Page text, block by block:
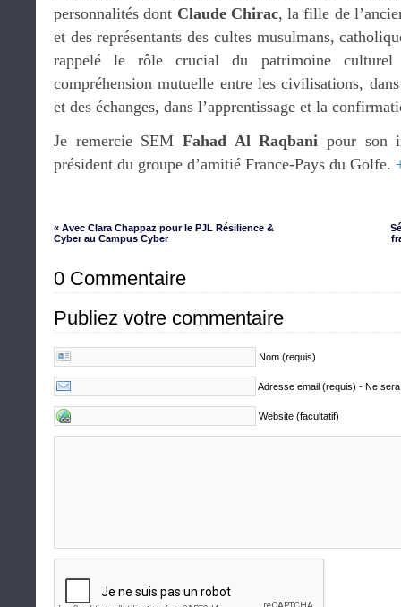
personnalités dont Claude Chirac, la fille de
et des représentants des cultes musulmans,
rappelé le rôle crucial du patrimoine culturel
compréhension mutuelle entre les civilisations,
et des échanges, dans l’apprentissage et la
Je remercie SEM Fahad Al Raqbani pour son
président du groupe d’amitié France-Pays du Golfe.
« Avec Clara Chappaz pour le PJL Résilience &
Cyber au Campus Cyber
0 Commentaire
Publiez votre commentaire
Nom (requis)
Adresse email (requis) - Ne
Website (facultatif)